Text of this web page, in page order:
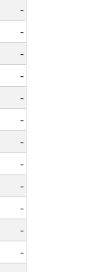
-
-
-
-
-
-
-
-
-
-
-
-